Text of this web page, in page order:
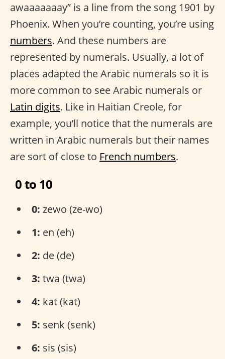
awaaaaaaay” is a line from the song 1901 by
Phoenix. When you’re counting, you’re using
numbers. And these numbers are
represented by numerals. Usually, a lot of
places adapted the Arabic numerals so it is
more common to see Arabic numerals or
Latin digits. Like in Haitian Creole, for
example, you’ll notice that the numerals are
written in Arabic numerals but their names
are sort of close to French numbers.
0 to 10
0: zewo (ze-wo)
1: en (eh)
2: de (de)
3: twa (twa)
4: kat (kat)
5: senk (senk)
6: sis (sis)